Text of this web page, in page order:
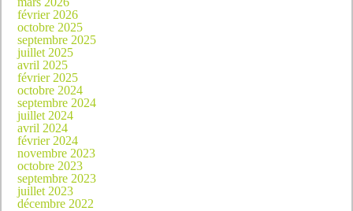
février 2026
octobre 2025
septembre 2025
juillet 2025
avril 2025
février 2025
octobre 2024
septembre 2024
juillet 2024
avril 2024
février 2024
novembre 2023
octobre 2023
septembre 2023
juillet 2023
décembre 2022